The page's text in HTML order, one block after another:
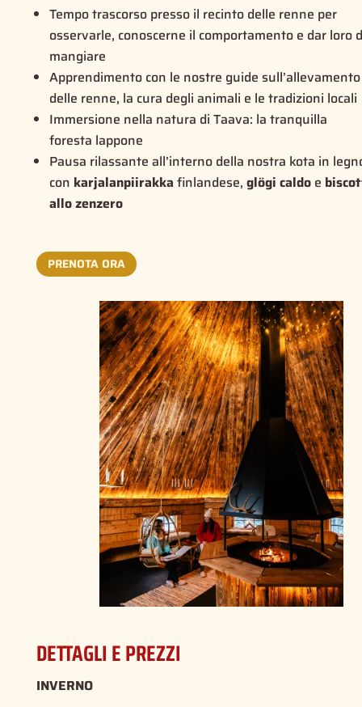
Tempo trascorso presso il recinto delle renne per
osservarle, conoscerne il comportamento e dar loro
mangiare
Apprendimento con le nostre guide sull’allevamento
delle renne, la cura degli animali e le tradizioni locali
Immersione nella natura di Taava: la tranquilla
foresta lappone
Pausa rilassante all’interno della nostra kota in
con karjalanpiirakka finlandese, glögi caldoe
allo zenzero
PRENOTA ORA
DETTAGLI E PREZZI
INVERNO